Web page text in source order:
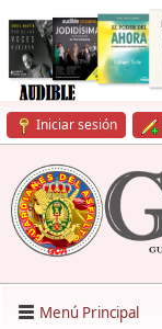
Iniciar sesión
Menú Principal